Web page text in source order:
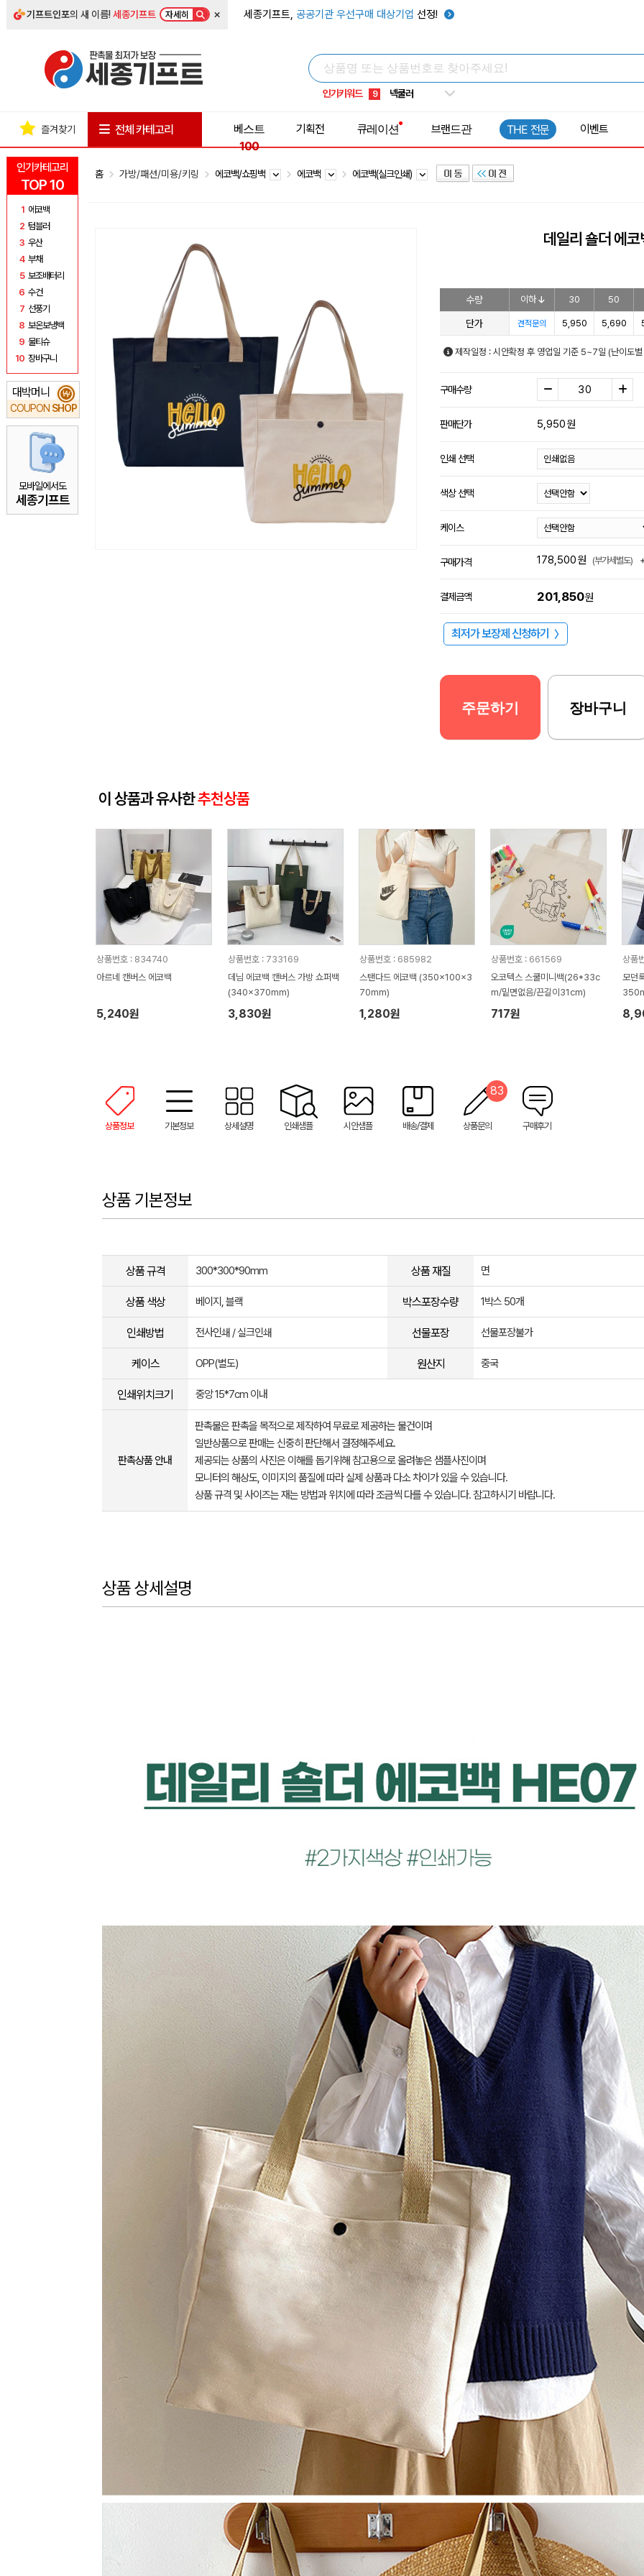
기프트인포의 새 이름!세종기프트 자세히 × 세종기프트, 공공기관 우선구매 대상기업 선정!
인기키워드
5 키캡
8 쿨토시
9 넥쿨러
1 선풍기
인기카테고리
TOP 10
1 에코백
2 텀블러
3 우산
4 부채
5 보조배터리
6 수건
7 선풍기
8 보온보냉백
9 물티슈
10 장바구니
대박머니
COUPON SHOP
₩
모바일에서도
세종기프트
즐겨찾기 전체 카테고리
베스트
100
기획전 큐레이션 브랜드관 THE 전문 이벤트
홈 가방/패션/미용/키링 에코백/쇼핑백 에코백 에코백(실크인쇄)
데일리 숄더 에
수량 이하 30 50
단가 견적문의 5,950 5,690
제작일정 : 시안확정 후 영업일 기준 5~7일 (난이도
구매수량
판매단가 5,950원
인쇄 선택
색상 선택
케이스
구매가격 178,500원 (부가세별도)
결제금액 201,850원
최저가 보장제 신청하기 〉
주문하기 장바구니
이 상품과 유사한추천상품
상품번호 : 834740
아르네 캔버스 에코백
5,240원
상품번호 : 733169
데님 에코백 캔버스 가방 쇼퍼백
(340x370mm)
3,830원
상품번호 : 685982
스탠다드 에코백 (350x100x3
70mm)
1,280원
상품번호 : 661569
오코텍스 스쿨미니백(26*33c
m/밑면없음/끈길이31cm)
717원
상품
모던
상품정보 기본정보 상세설명 인쇄샘플 시안샘플 배송/결제 상품문의
83
구매후기
상품 기본정보
상품 규격 300*300*90mm 상품 재질 면
상품 색상 베이지, 블랙 박스포장수량 1박스 50개
인쇄방법 전사인쇄 / 실크인쇄 선물포장 선물포장불가
케이스 OPP(별도) 원산지 중국
인쇄위치크기 중앙 15*7cm 이내
판촉상품 안내
판촉물은 판촉을 목적으로 제작하여 무료로 제공하는 물건이며
일반상품으로 판매는 신중히 판단해서 결정해주세요.
제공되는 상품의 사진은 이해를 돕기위해 참고용으로 올려놓은 샘플사진이며
모니터의 해상도, 이미지의 품질에 따라 실제 상품과 다소 차이가 있을 수 있습니다.
상품 규격 및 사이즈는 재는 방법과 위치에 따라 조금씩 다를 수 있습니다. 참고하시기 바랍니다.
상품 상세설명